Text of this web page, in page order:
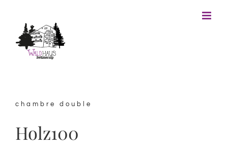
content
chambre double
Holz100